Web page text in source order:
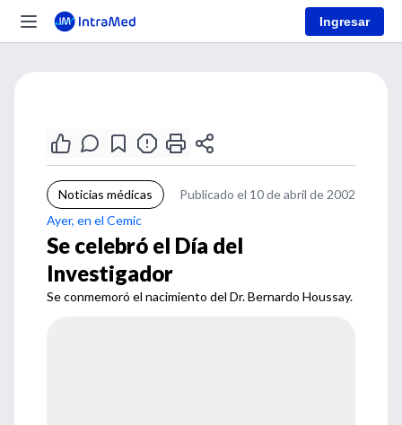
Ingresar
Noticias médicas
Publicado el 10 de abril de 2002
Ayer, en el Cemic
Se celebró el Día del
Investigador
Se conmemoró el nacimiento del Dr. Bernardo Houssay.